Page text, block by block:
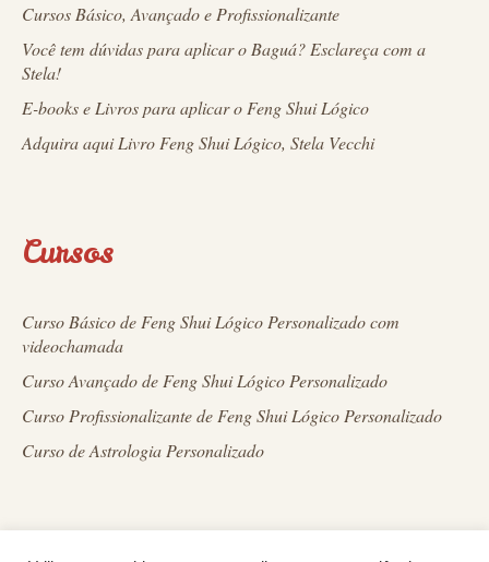
Cursos Básico, Avançado e Profissionalizante
Você tem dúvidas para aplicar o Baguá? Esclareça com a
Stela!
E-books e Livros para aplicar o Feng Shui Lógico
Adquira aqui Livro Feng Shui Lógico, Stela Vecchi
Cursos
Curso Básico de Feng Shui Lógico Personalizado com
videochamada
Curso Avançado de Feng Shui Lógico Personalizado
Curso Profissionalizante de Feng Shui Lógico Personalizado
Curso de Astrologia Personalizado